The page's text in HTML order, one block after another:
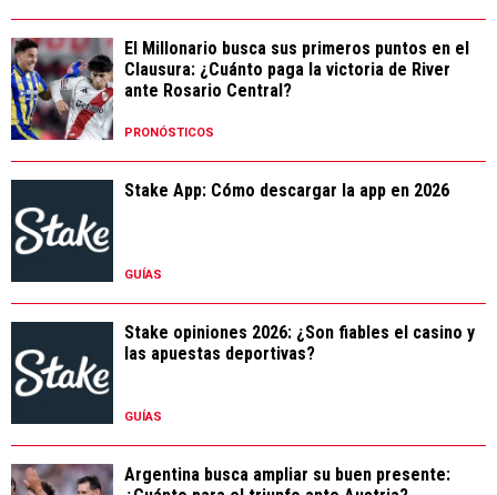
El Millonario busca sus primeros puntos en el
Clausura: ¿Cuánto paga la victoria de River
ante Rosario Central?
PRONÓSTICOS
Stake App: Cómo descargar la app en 2026
GUÍAS
Stake opiniones 2026: ¿Son fiables el casino y
las apuestas deportivas?
GUÍAS
Argentina busca ampliar su buen presente: